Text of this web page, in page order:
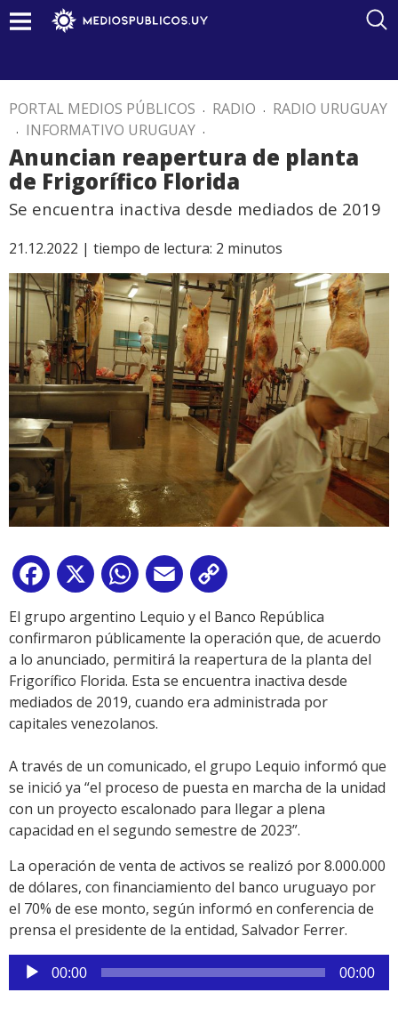
PORTAL MEDIOS PÚBLICOS . RADIO . RADIO URUGUAY
. INFORMATIVO URUGUAY .
Anuncian reapertura de planta
de Frigorífico Florida
Se encuentra inactiva desde mediados de 2019
21.12.2022 | tiempo de lectura: 2 minutos
Facebook
X WhatsApp
Email
Link
El grupo argentino Lequio y el Banco República
confirmaron públicamente la operación que, de acuerdo
a lo anunciado, permitirá la reapertura de la planta del
Frigorífico Florida. Esta se encuentra inactiva desde
mediados de 2019, cuando era administrada por
capitales venezolanos.
A través de un comunicado, el grupo Lequio informó que
se inició ya “el proceso de puesta en marcha de la unidad
con un proyecto escalonado para llegar a plena
capacidad en el segundo semestre de 2023”.
La operación de venta de activos se realizó por 8.000.000
de dólares, con financiamiento del banco uruguayo por
el 70% de ese monto, según informó en conferencia de
prensa el presidente de la entidad, Salvador Ferrer.
Reproductor
de
00:00 00:00